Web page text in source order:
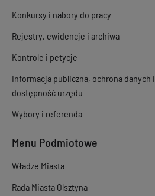
Konkursy i nabory do pracy
Rejestry, ewidencje i archiwa
Kontrole i petycje
Informacja publiczna, ochrona danych i
dostępność urzędu
Wybory i referenda
Menu Podmiotowe
Władze Miasta
Rada Miasta Olsztyna